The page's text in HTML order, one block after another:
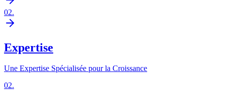
02.
Expertise
Une Expertise Spécialisée pour la Croissance
02.